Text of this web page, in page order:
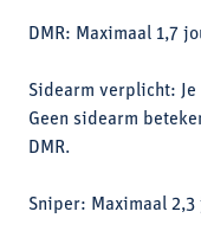
DMR: Maximaal 1,7
Sidearm verplicht:
Geen sidearm
DMR.
Sniper: Maximaal 2,3